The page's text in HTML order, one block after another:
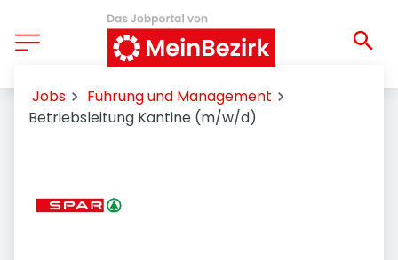
Jobs
Führung und Management
Betriebsleitung Kantine (m/w/d)